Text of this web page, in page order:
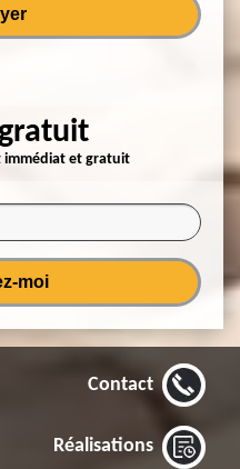
immédiat et gratuit
Contact
Réalisations